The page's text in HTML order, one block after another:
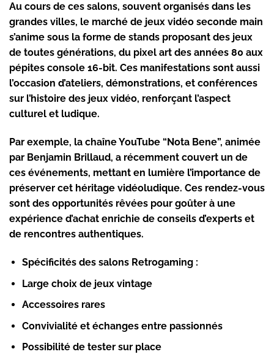
Au cours de ces salons, souvent organisés dans les
grandes villes, le marché de jeux vidéo seconde main
s’anime sous la forme de stands proposant des jeux
de toutes générations, du pixel art des années 80 aux
pépites console 16-bit. Ces manifestations sont aussi
l’occasion d’ateliers, démonstrations, et conférences
sur l’histoire des jeux vidéo, renforçant l’aspect
culturel et ludique.
Par exemple, la chaîne YouTube “Nota Bene”, animée
par Benjamin Brillaud, a récemment couvert un de
ces événements, mettant en lumière l’importance de
préserver cet héritage vidéoludique. Ces rendez-vous
sont des opportunités rêvées pour goûter à une
expérience d’achat enrichie de conseils d’experts et
de rencontres authentiques.
Spécificités des salons Retrogaming :
Large choix de jeux vintage
Accessoires rares
Convivialité et échanges entre passionnés
Possibilité de tester sur place